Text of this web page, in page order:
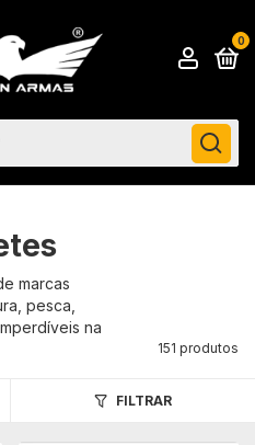
0
marcas
pesca,
na
151 produtos
FILTRAR